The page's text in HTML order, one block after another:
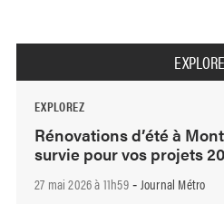
EXPLOREZ
Rénovations d’été à
survie pour vos projets
27 mai 2026 à 11h59- Journal Métro